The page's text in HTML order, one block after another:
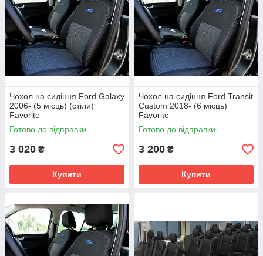
Чохол на сидіння Ford Galaxy
2006- (5 місць) (стіли)
Favorite
Готово до відправки
3 020 ₴
Купити
Чохол на сидіння Ford Transit
Custom 2018- (6 місць)
Favorite
Готово до відправки
3 200 ₴
Купити